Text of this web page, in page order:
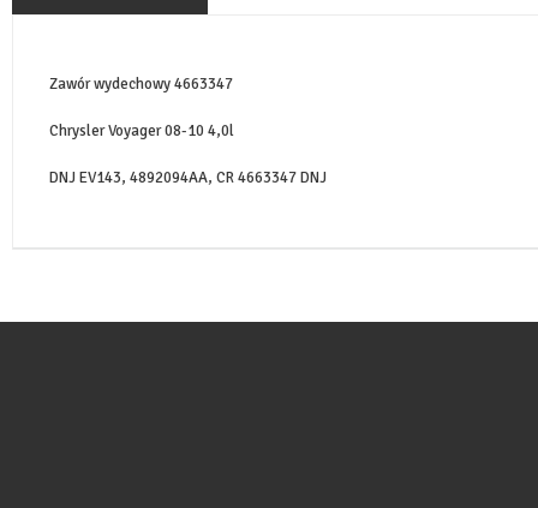
Zawór wydechowy 4663347
Chrysler Voyager 08-10 4,0l
DNJ EV143, 4892094AA, CR 4663347 DNJ